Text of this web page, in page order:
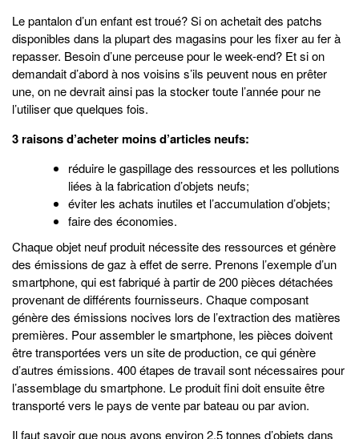
Le pantalon d’un enfant est troué? Si on achetait des patchs
disponibles dans la plupart des magasins pour les fixer au fer à
repasser. Besoin d’une perceuse pour le week-end? Et si on
demandait d’abord à nos voisins s’ils peuvent nous en prêter
une, on ne devrait ainsi pas la stocker toute l’année pour ne
l’utiliser que quelques fois.
3 raisons d’acheter moins d’articles neufs:
réduire le gaspillage des ressources et les pollutions
liées à la fabrication d’objets neufs;
éviter les achats inutiles et l’accumulation d’objets;
faire des économies.
Chaque objet neuf produit nécessite des ressources et génère
des émissions de gaz à effet de serre. Prenons l’exemple d’un
smartphone, qui est fabriqué à partir de 200 pièces détachées
provenant de différents fournisseurs. Chaque composant
génère des émissions nocives lors de l’extraction des matières
premières. Pour assembler le smartphone, les pièces doivent
être transportées vers un site de production, ce qui génère
d’autres émissions. 400 étapes de travail sont nécessaires pour
l’assemblage du smartphone. Le produit fini doit ensuite être
transporté vers le pays de vente par bateau ou par avion.
Il faut savoir que nous avons environ 2,5 tonnes d’objets dans